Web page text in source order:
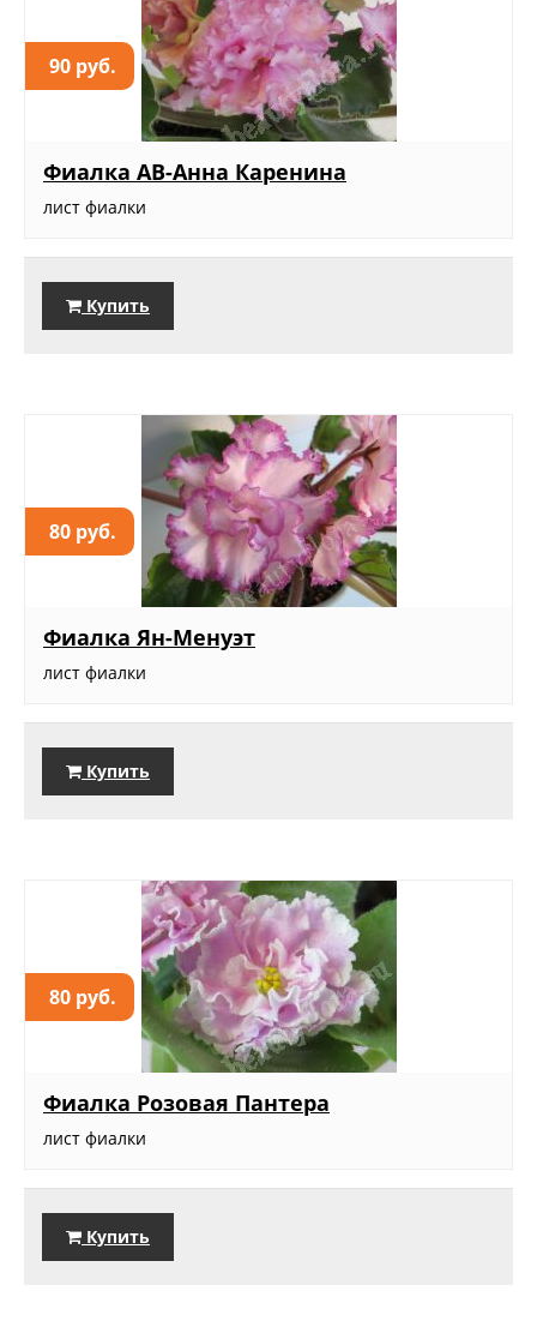
90 руб.
Фиалка АВ-Анна Каренина
лист фиалки
Купить
80 руб.
Фиалка Ян-Менуэт
лист фиалки
Купить
80 руб.
Фиалка Розовая Пантера
лист фиалки
Купить